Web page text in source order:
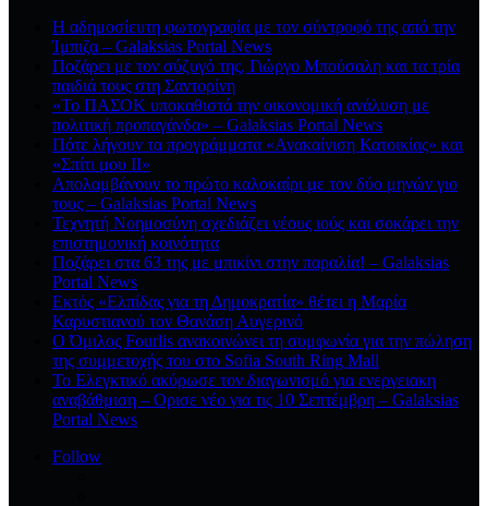
Η αδημοσίευτη φωτογραφία με τον σύντροφό της από την
Ίμπιζα – Galaksias Portal News
Ποζάρει με τον σύζυγό της, Γιώργο Μπούσαλη και τα τρία
παιδιά τους στη Σαντορίνη
«Το ΠΑΣΟΚ υποκαθιστά την οικονομική ανάλυση με
πολιτική προπαγάνδα» – Galaksias Portal News
Πότε λήγουν τα προγράμματα «Ανακαίνιση Κατοικίας» και
«Σπίτι μου ΙΙ»
Απολαμβάνουν το πρώτο καλοκαίρι με τον δύο μηνών γιο
τους – Galaksias Portal News
Τεχνητή Νοημοσύνη σχεδιάζει νέους ιούς και σοκάρει την
επιστημονική κοινότητα
Ποζάρει στα 63 της με μπικίνι στην παραλία! – Galaksias
Portal News
Εκτός «Ελπίδας για τη Δημοκρατία» θέτει η Μαρία
Καρυστιανού τον Θανάση Αυγερινό
Ο Όμιλος Fourlis ανακοινώνει τη συμφωνία για την πώληση
της συμμετοχής του στο Sofia South Ring Mall
Το Ελεγκτικό ακύρωσε τον διαγωνισμό για ενεργειακη
αναβάθμιση – Ορισε νέο για τις 10 Σεπτέμβρη – Galaksias
Portal News
Follow